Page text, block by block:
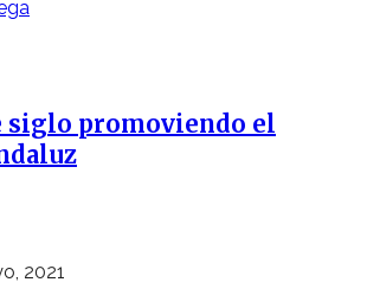
siglo promoviendo el
2021